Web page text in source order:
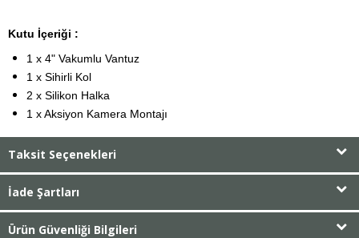
Kutu İçeriği :
1 x 4" Vakumlu Vantuz
1 x Sihirli Kol
2 x Silikon Halka
1 x Aksiyon Kamera Montajı
Taksit Seçenekleri
İade Şartları
Ürün Güvenliği Bilgileri